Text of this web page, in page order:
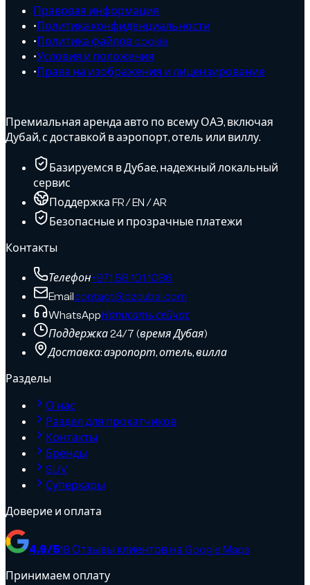
Правовая информация
• Политика конфиденциальности
• Политика файлов cookie
•Условия и положения
• Права на изображения и лицензирование
Премиальная аренда авто по всему ОАЭ, включая
Дубай, с доставкой в аэропорт, отель или виллу.
Базируемся в Дубае, надежный локальный
сервис
Поддержка FR / EN / AR
Безопасные и прозрачные платежи
Контакты
Телефон+971 58 101 1086
Email contact@dzdubai.com
WhatsAppНаписать сейчас
Поддержка 24/7 (время Дубая)
Доставка: аэропорт, отель, вилла
Разделы
О нас
Раздел для прокатчиков
Контакты
Бренды
SUV
Суперкары
Доверие и оплата
4.9/518 Отзывы клиентов на Google Maps
Принимаем оплату